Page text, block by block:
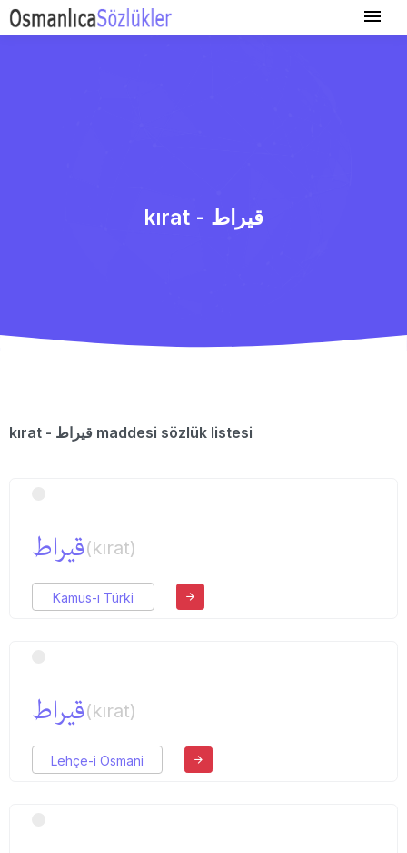
kırat - قیراط
kırat - قیراط maddesi sözlük listesi
قیراط(kırat)
Kamus-ı Türki
قیراط(kırat)
Lehçe-i Osmani